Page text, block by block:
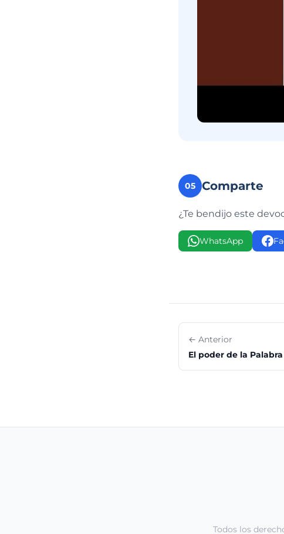
05 Comparte
¿Te bendijo este
WhatsApp
← Anterior
El poder de la
Todos los